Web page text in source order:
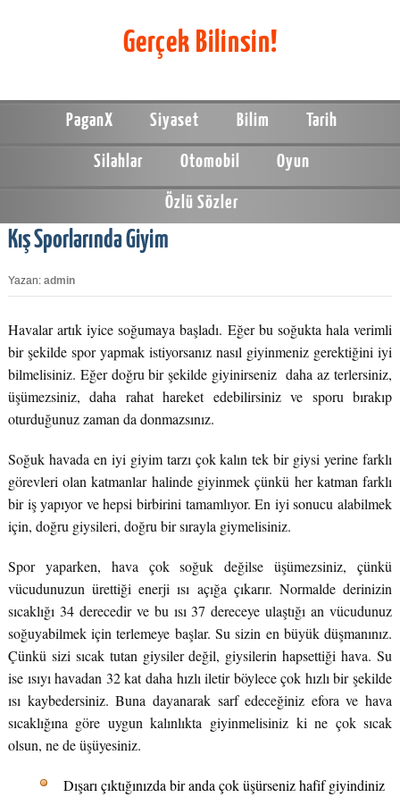
Gerçek Bilinsin!
PaganX Siyaset Bilim Tarih
Silahlar Otomobil Oyun
Özlü Sözler
Kış Sporlarında Giyim
Yazan: admin
Havalar artık iyice soğumaya başladı. Eğer bu soğukta hala verimli
bir şekilde spor yapmak istiyorsanız nasıl giyinmeniz gerektiğini iyi
bilmelisiniz. Eğer doğru bir şekilde giyinirseniz daha az terlersiniz,
üşümezsiniz, daha rahat hareket edebilirsiniz ve sporu bırakıp
oturduğunuz zaman da donmazsınız.
Soğuk havada en iyi giyim tarzı çok kalın tek bir giysi yerine farklı
görevleri olan katmanlar halinde giyinmek çünkü her katman farklı
bir iş yapıyor ve hepsi birbirini tamamlıyor. En iyi sonucu alabilmek
için, doğru giysileri, doğru bir sırayla giymelisiniz.
Spor yaparken, hava çok soğuk değilse üşümezsiniz, çünkü
vücudunuzun ürettiği enerji ısı açığa çıkarır. Normalde derinizin
sıcaklığı 34 derecedir ve bu ısı 37 dereceye ulaştığı an vücudunuz
soğuyabilmek için terlemeye başlar. Su sizin en büyük düşmanınız.
Çünkü sizi sıcak tutan giysiler değil, giysilerin hapsettiği hava. Su
ise ısıyı havadan 32 kat daha hızlı iletir böylece çok hızlı bir şekilde
ısı kaybedersiniz. Buna dayanarak sarf edeceğiniz efora ve hava
sıcaklığına göre uygun kalınlıkta giyinmelisiniz ki ne çok sıcak
olsun, ne de üşüyesiniz.
Dışarı çıktığınızda bir anda çok üşürseniz hafif giyindiniz